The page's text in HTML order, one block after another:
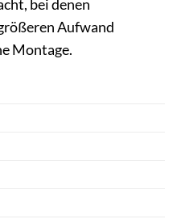
bei denen
Aufwand
Montage.